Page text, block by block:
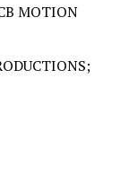
MOTION